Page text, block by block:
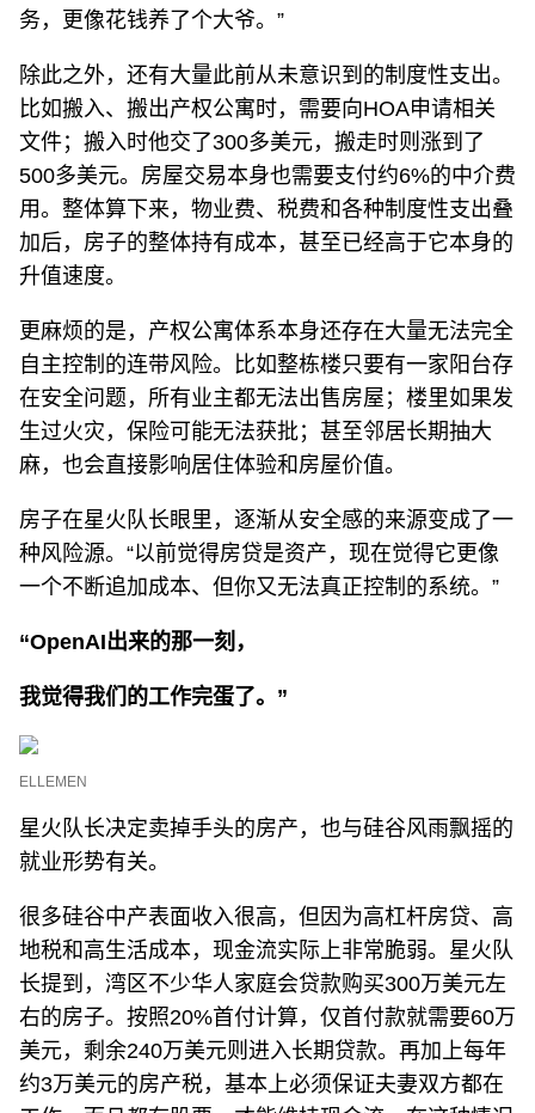
务，更像花钱养了个大爷。”
除此之外，还有大量此前从未意识到的制度性支出。
比如搬入、搬出产权公寓时，需要向HOA申请相关
文件；搬入时他交了300多美元，搬走时则涨到了
500多美元。房屋交易本身也需要支付约6%的中介费
用。整体算下来，物业费、税费和各种制度性支出叠
加后，房子的整体持有成本，甚至已经高于它本身的
升值速度。
更麻烦的是，产权公寓体系本身还存在大量无法完全
自主控制的连带风险。比如整栋楼只要有一家阳台存
在安全问题，所有业主都无法出售房屋；楼里如果发
生过火灾，保险可能无法获批；甚至邻居长期抽大
麻，也会直接影响居住体验和房屋价值。
房子在星火队长眼里，逐渐从安全感的来源变成了一
种风险源。“以前觉得房贷是资产，现在觉得它更像
一个不断追加成本、但你又无法真正控制的系统。”
“OpenAI出来的那一刻，
我觉得我们的工作完蛋了。”
ELLEMEN
星火队长决定卖掉手头的房产，也与硅谷风雨飘摇的
就业形势有关。
很多硅谷中产表面收入很高，但因为高杠杆房贷、高
地税和高生活成本，现金流实际上非常脆弱。星火队
长提到，湾区不少华人家庭会贷款购买300万美元左
右的房子。按照20%首付计算，仅首付款就需要60万
美元，剩余240万美元则进入长期贷款。再加上每年
约3万美元的房产税，基本上必须保证夫妻双方都在